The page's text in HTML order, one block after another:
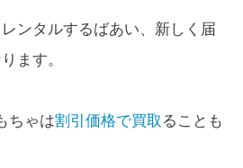
ンタルするばあい、新しく届
ます。
ちゃは割引価格で買取 ることも